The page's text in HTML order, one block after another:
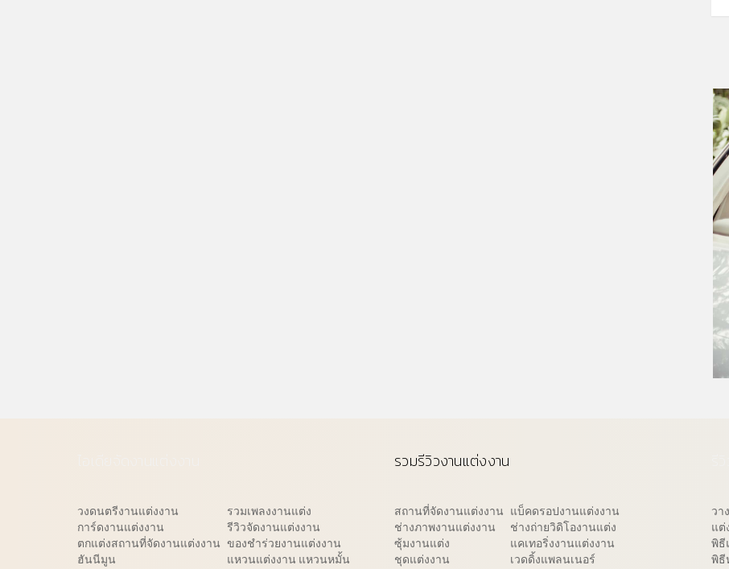
วงดนตรีงานแต่งงาน
การ์ดงานแต่งงาน
ตกแต่งสถานที่จัดงานแต่งงาน
ฮันนีมูน
รวมเพลงงานแต่ง
รีวิวจัดงานแต่งงาน
ของชำร่วยงานแต่งงาน
แหวนแต่งงาน แหวนหมั้น
รวมรีวิวงานแต่งงาน
สถานที่จัดงานแต่งงาน
ช่างภาพงานแต่งงาน
ซุ้มงานแต่ง
ชุดแต่งงาน
แบ็คดรอปงานแต่งงาน
ช่างถ่ายวิดิโองานแต่ง
แคเทอริ่งงานแต่งงาน
เวดดิ้งแพลนเนอร์
วา
แต่
พิธี
พิธี